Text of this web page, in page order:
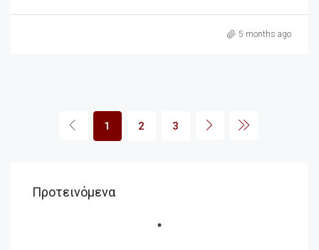
5 months ago
1 2 3
Προτεινόμενα